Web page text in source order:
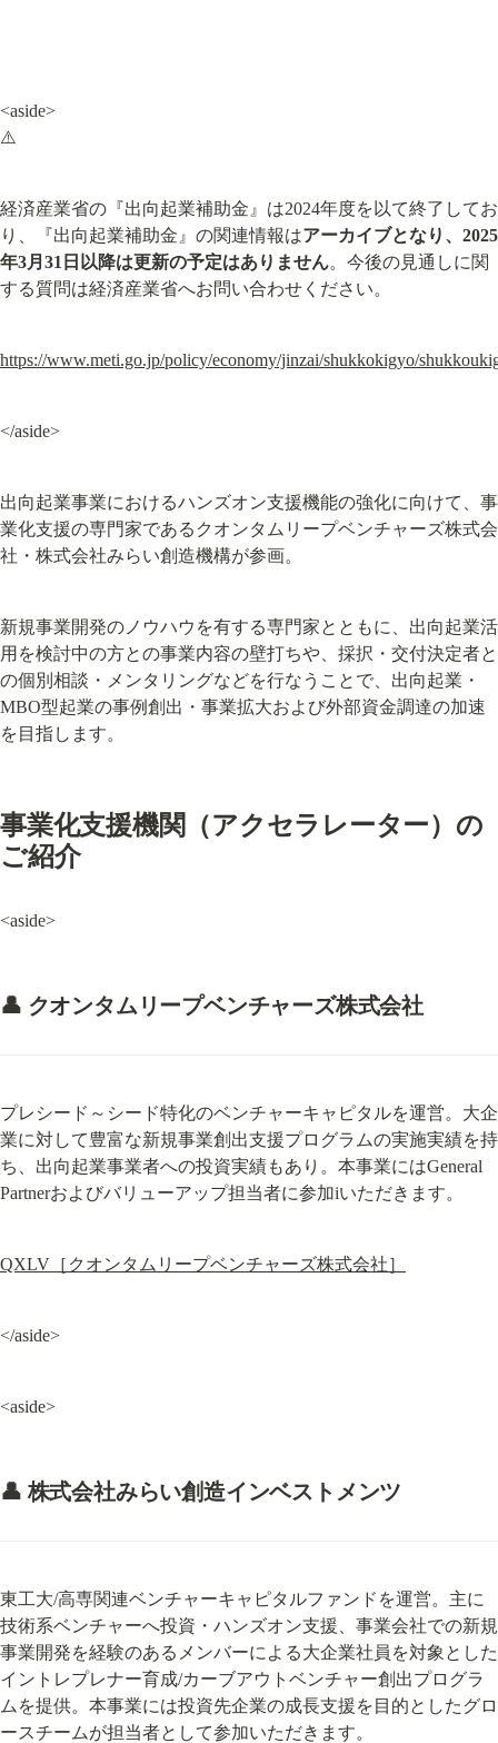
<aside>
⚠️
経済産業省の『出向起業補助金』は2024年度を以て終了してお
り、『出向起業補助金』の関連情報はアーカイブとなり、2025
年3月31日以降は更新の予定はありません。今後の見通しに関
する質問は経済産業省へお問い合わせください。
https://www.meti.go.jp/policy/economy/jinzai/shukkokigyo/
</aside>
出向起業事業におけるハンズオン支援機能の強化に向けて、事
業化支援の専門家であるクオンタムリープベンチャーズ株式会
社・株式会社みらい創造機構が参画。
新規事業開発のノウハウを有する専門家とともに、出向起業活
用を検討中の方との事業内容の壁打ちや、採択・交付決定者と
の個別相談・メンタリングなどを行なうことで、出向起業・
MBO型起業の事例創出・事業拡大および外部資金調達の加速
を目指します。
事業化支援機関（アクセラレーター）の
ご紹介
<aside>
👤 クオンタムリープベンチャーズ株式会社
プレシード～シード特化のベンチャーキャピタルを運営。大企
業に対して豊富な新規事業創出支援プログラムの実施実績を持
ち、出向起業事業者への投資実績もあり。本事業にはGeneral
Partnerおよびバリューアップ担当者に参加iいただきます。
QXLV［クオンタムリープベンチャーズ株式会社］
</aside>
<aside>
👤 株式会社みらい創造インベストメンツ
東工大/高専関連ベンチャーキャピタルファンドを運営。主に
技術系ベンチャーへ投資・ハンズオン支援、事業会社での新規
事業開発を経験のあるメンバーによる大企業社員を対象とした
イントレプレナー育成/カーブアウトベンチャー創出プログラ
ムを提供。本事業には投資先企業の成長支援を目的としたグロ
ースチームが担当者として参加いただきます。